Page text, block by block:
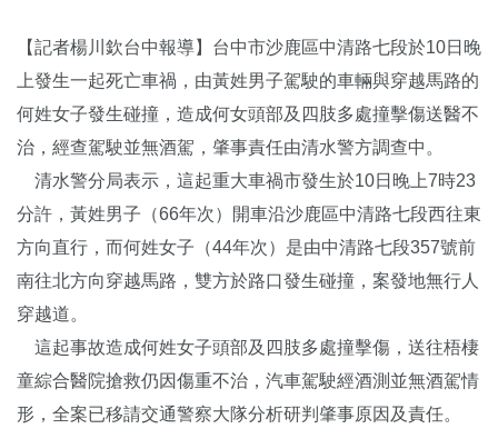
【記者楊川欽台中報導】台中市沙鹿區中清路七段於10日晚
上發生一起死亡車禍，由黃姓男子駕駛的車輛與穿越馬路的
何姓女子發生碰撞，造成何女頭部及四肢多處撞擊傷送醫不
治，經查駕駛並無酒駕，肇事責任由清水警方調查中。
清水警分局表示，這起重大車禍市發生於10日晚上7時23
分許，黃姓男子（66年次）開車沿沙鹿區中清路七段西往東
方向直行，而何姓女子（44年次）是由中清路七段357號前
南往北方向穿越馬路，雙方於路口發生碰撞，案發地無行人
穿越道。
這起事故造成何姓女子頭部及四肢多處撞擊傷，送往梧棲
童綜合醫院搶救仍因傷重不治，汽車駕駛經酒測並無酒駕情
形，全案已移請交通警察大隊分析研判肇事原因及責任。